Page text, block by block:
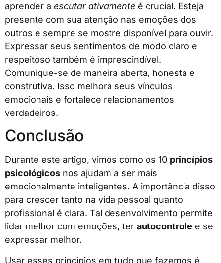
aprender a escutar ativamente é crucial. Esteja
presente com sua atenção nas emoções dos
outros e sempre se mostre disponível para ouvir.
Expressar seus sentimentos de modo claro e
respeitoso também é imprescindível.
Comunique-se de maneira aberta, honesta e
construtiva. Isso melhora seus vínculos
emocionais e fortalece relacionamentos
verdadeiros.
Conclusão
Durante este artigo, vimos como os 10 princípios
psicológicos nos ajudam a ser mais
emocionalmente inteligentes. A importância disso
para crescer tanto na vida pessoal quanto
profissional é clara. Tal desenvolvimento permite
lidar melhor com emoções, ter autocontrole e se
expressar melhor.
Usar esses princípios em tudo que fazemos é